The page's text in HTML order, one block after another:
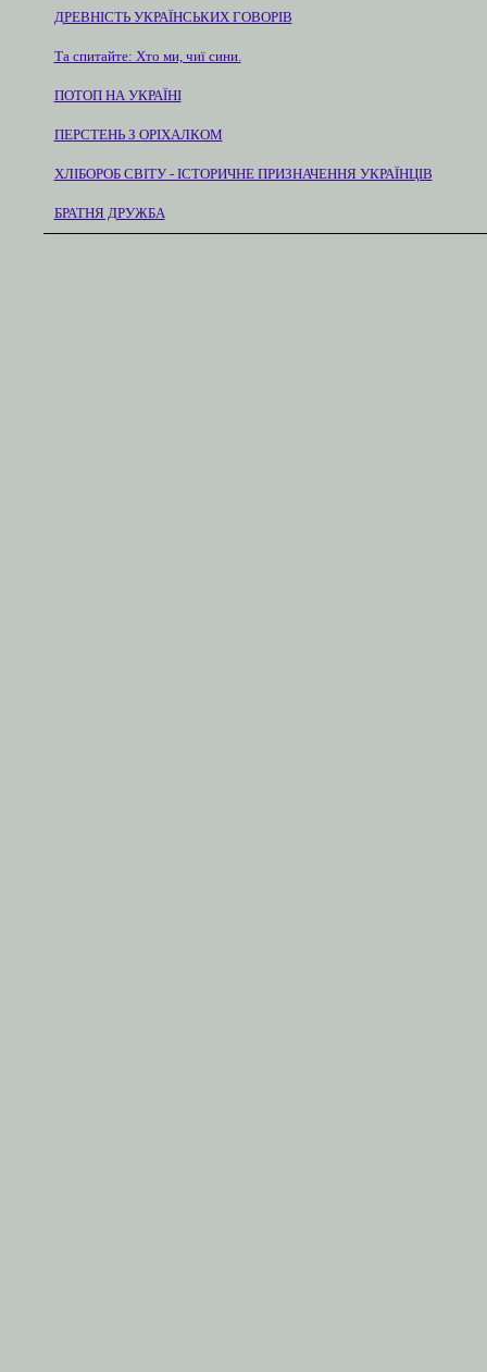
ДРЕВНІСТЬ УКРАЇНСЬКИХ ГОВОРІВ
Та спитайте: Хто ми, чиї сини.
ПОТОП НА УКРАЇНІ
ПЕРСТЕНЬ З ОРІХАЛКОМ
ХЛІБОРОБ СВІТУ - ІСТОРИЧНЕ ПРИЗНАЧЕННЯ УКРАЇНЦІВ
БРАТНЯ ДРУЖБА